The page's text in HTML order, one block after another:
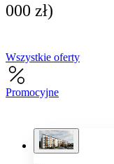
000 zł)
Wszystkie oferty
Promocyjne